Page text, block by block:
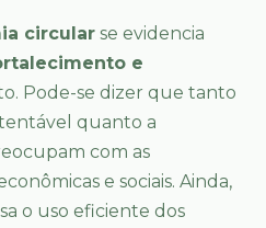
circular se evidencia
e
Pode-se dizer que tanto
quanto a
com as
e sociais. Ainda,
o uso eficiente dos